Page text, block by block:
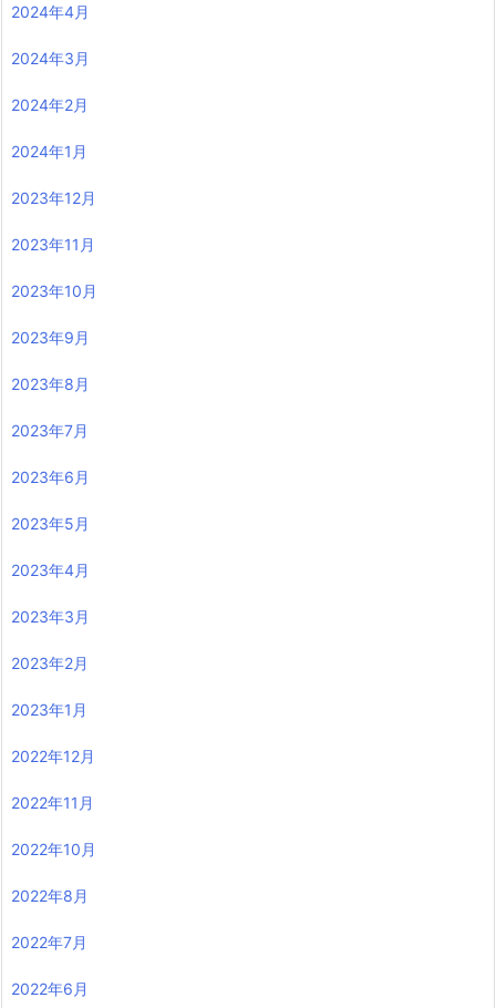
2024年4月
2024年3月
2024年2月
2024年1月
2023年12月
2023年11月
2023年10月
2023年9月
2023年8月
2023年7月
2023年6月
2023年5月
2023年4月
2023年3月
2023年2月
2023年1月
2022年12月
2022年11月
2022年10月
2022年8月
2022年7月
2022年6月